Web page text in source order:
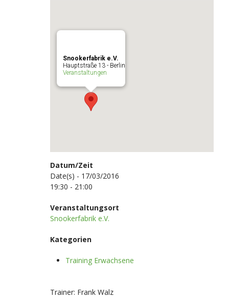
Snookerfabrik e.V.
Hauptstraße 13 - Berlin
Veranstaltungen
Datum/Zeit
Date(s) - 17/03/2016
19:30 - 21:00
Veranstaltungsort
Snookerfabrik e.V.
Kategorien
Training Erwachsene
Trainer: Frank Walz